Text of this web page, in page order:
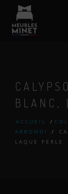
BLANC,
ACCUEIL /
ARRONDI
/
LAQUE PERLE